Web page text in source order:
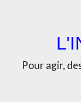
Pour agir,